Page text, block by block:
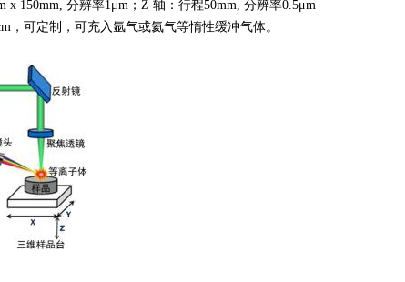
x 150mm, 分辨率1μm；Z 轴：行程50mm, 分辨率0.5μm
，可定制，可充入氩气或氦气等惰性缓冲气体。